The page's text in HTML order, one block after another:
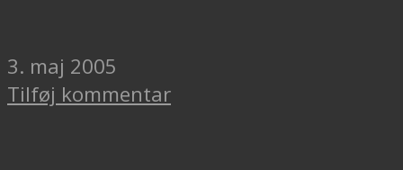
3. maj 2005
Tilføj kommentar